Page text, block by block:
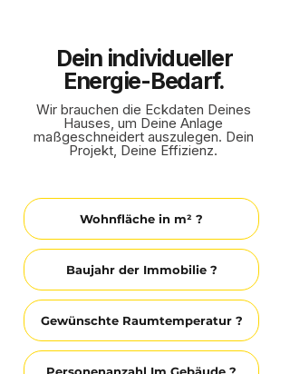
Dein individueller
Energie-Bedarf.
Wir brauchen die Eckdaten Deines
Hauses, um Deine Anlage
maßgeschneidert auszulegen. Dein
Projekt, Deine Effizienz.